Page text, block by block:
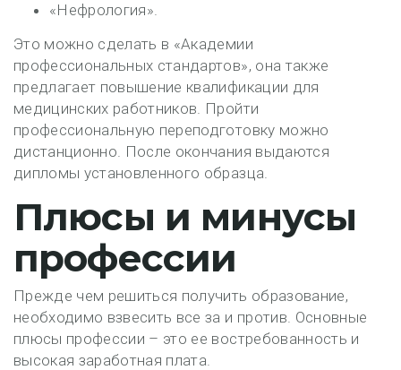
«Нефрология».
Это можно сделать в «Академии
профессиональных стандартов», она также
предлагает повышение квалификации для
медицинских работников. Пройти
профессиональную переподготовку можно
дистанционно. После окончания выдаются
дипломы установленного образца.
Плюсы и минусы
профессии
Прежде чем решиться получить образование,
необходимо взвесить все за и против. Основные
плюсы профессии – это ее востребованность и
высокая заработная плата.